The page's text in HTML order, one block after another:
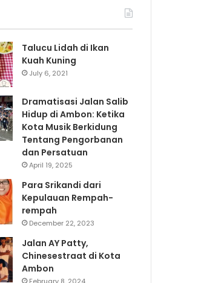
Talucu Lidah di Ikan
Kuah Kuning
July 6, 2021
Dramatisasi Jalan Salib
Hidup di Ambon: Ketika
Kota Musik Berkidung
Tentang Pengorbanan
dan Persatuan
April 19, 2025
Para Srikandi dari
Kepulauan Rempah-
rempah
December 22, 2023
Jalan AY Patty,
Chinesestraat di Kota
Ambon